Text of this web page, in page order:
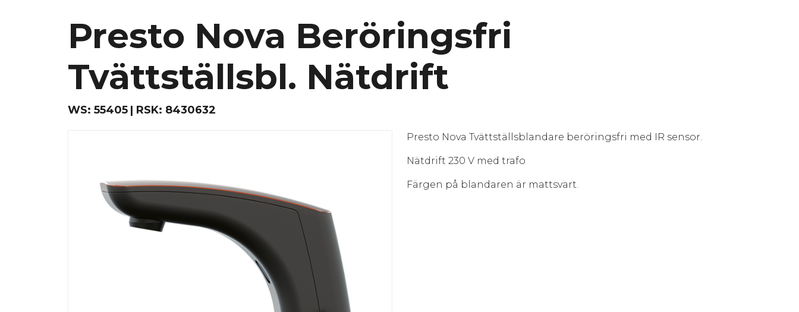
Presto Nova Beröringsfri
Tvättställsbl. Nätdrift
WS: 55405 RSK: 8430632
Presto Nova Tvättställsblandare beröringsfri med IR sensor.
Nätdrift 230 V med trafo
Färgen på blandaren är mattsvart.